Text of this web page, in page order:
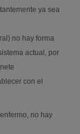
ya sea
no hay forma
actual, por
con el
no hay